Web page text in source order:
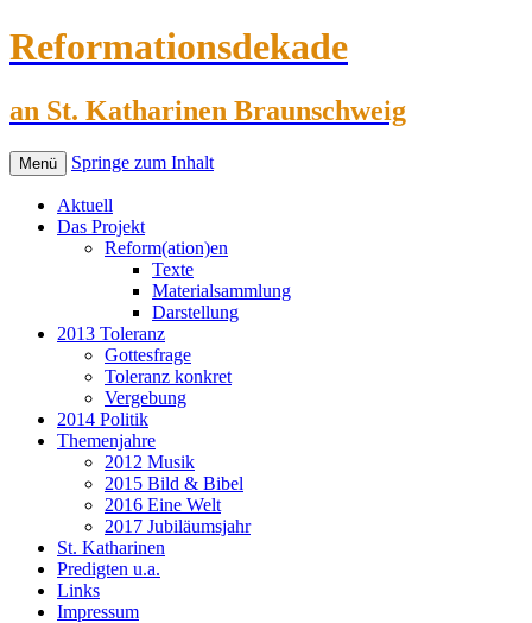
Reformationsdekade
an St. Katharinen Braunschweig
Menü Springe zum Inhalt
Aktuell
Das Projekt
Reform(ation)en
Texte
Materialsammlung
Darstellung
2013 Toleranz
Gottesfrage
Toleranz konkret
Vergebung
2014 Politik
Themenjahre
2012 Musik
2015 Bild & Bibel
2016 Eine Welt
2017 Jubiläumsjahr
St. Katharinen
Predigten u.a.
Links
Impressum